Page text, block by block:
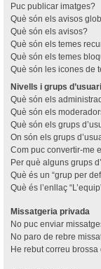
Puc publicar imatges?
Què són els avisos
Què són els avisos?
Què són els temes
Què són els temes
Què són les icones de
Nivells i grups
Què són els
Què són els
Què són els grups
On són els grups
Com puc convertir-me
Per què alguns grups
Què és un “grup per
Què és l’enllaç
Missatgeria privada
No puc enviar
No paro de rebre
He rebut correu brossa